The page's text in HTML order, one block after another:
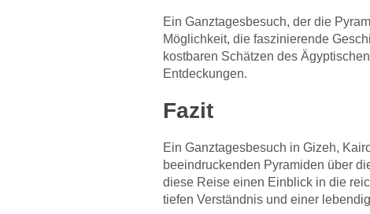
Ein Ganztagesbesuch, der die
Möglichkeit, die faszinierende
kostbaren Schätzen des
Entdeckungen.
Fazit
Ein Ganztagesbesuch in Gizeh,
beeindruckenden Pyramiden über
diese Reise einen Einblick in die
tiefen Verständnis und einer